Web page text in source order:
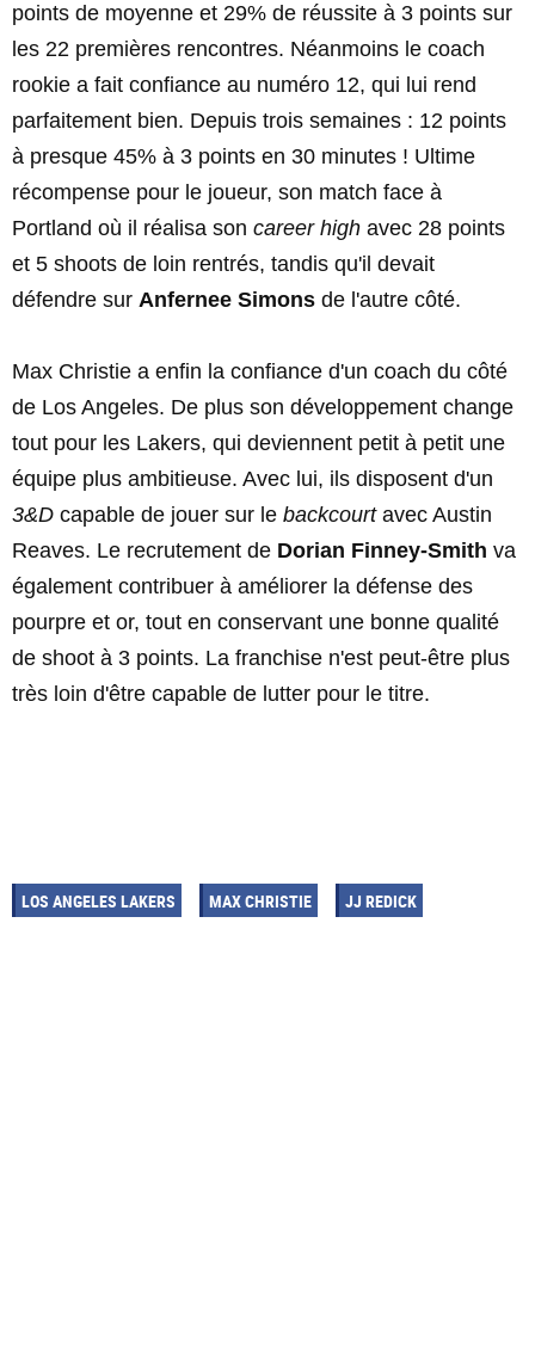
points de moyenne et 29% de réussite à 3 points sur
les 22 premières rencontres. Néanmoins le coach
rookie a fait confiance au numéro 12, qui lui rend
parfaitement bien. Depuis trois semaines : 12 points
à presque 45% à 3 points en 30 minutes ! Ultime
récompense pour le joueur, son match face à
Portland où il réalisa son career high avec 28 points
et 5 shoots de loin rentrés, tandis qu'il devait
défendre sur Anfernee Simons de l'autre côté.
Max Christie a enfin la confiance d'un coach du côté
de Los Angeles. De plus son développement change
tout pour les Lakers, qui deviennent petit à petit une
équipe plus ambitieuse. Avec lui, ils disposent d'un
3&D capable de jouer sur le backcourtavec Austin
Reaves. Le recrutement de Dorian Finney-Smith va
également contribuer à améliorer la défense des
pourpre et or, tout en conservant une bonne qualité
de shoot à 3 points. La franchise n'est peut-être plus
très loin d'être capable de lutter pour le titre.
LOS ANGELES LAKERS MAX CHRISTIE JJ REDICK